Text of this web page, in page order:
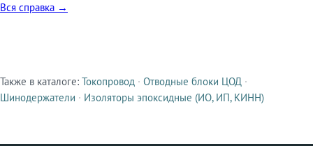
Вся справка →
Смежные продукты
Также в каталоге: Токопровод · Отводные блоки ЦОД ·
Шинодержатели · Изоляторы эпоксидные (ИО, ИП, КИНН)